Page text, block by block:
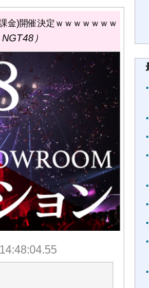
金)開催決定ｗｗｗｗｗｗｗ
）